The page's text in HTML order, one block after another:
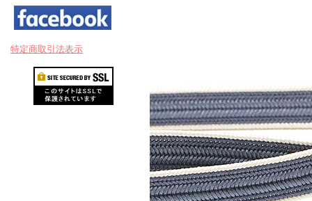
特定商取引法表示